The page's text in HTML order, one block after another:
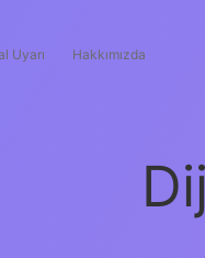
Uyarı Hakkımızda